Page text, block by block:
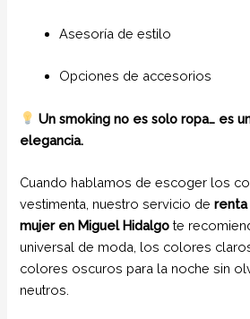
Asesoría de estilo
Opciones de accesorios
Un smoking no es solo ropa… es
elegancia.
Cuando hablamos de escoger los
vestimenta, nuestro servicio derenta
mujer en Miguel Hidalgo te
universal de moda, los colores
colores oscuros para la noche sin
neutros.